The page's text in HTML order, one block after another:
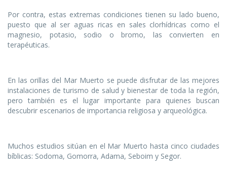
Por contra, estas extremas condiciones tienen su lado bueno,
puesto que al ser aguas ricas en sales clorhídricas como el
magnesio, potasio, sodio o bromo, las convierten en
terapéuticas.
En las orillas del Mar Muerto se puede disfrutar de las mejores
instalaciones de turismo de salud y bienestar de toda la región,
pero también es el lugar importante para quienes buscan
descubrir escenarios de importancia religiosa y arqueológica.
Muchos estudios sitúan en el Mar Muerto hasta cinco ciudades
bíblicas: Sodoma, Gomorra, Adama, Seboim y Segor.